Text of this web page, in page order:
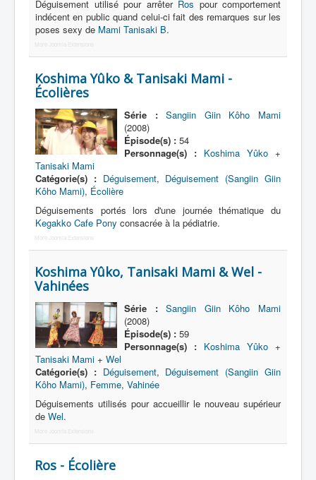
Génériques
Héroïnes
Ros & Wel
Déguisements
Déguisement utilisé pour arrêter Ros pour comportement
indécent en public quand celui-ci fait des remarques sur les
poses sexy de Mami Tanisaki B.
More Joomla Extensions
Koshima Yûko & Tanisaki Mami -
Écolières
Série :
Sangiin Giin Kôho Mami
(2008)
Épisode(s) :54
Personnage(s) : Koshima Yûko +
Tanisaki Mami
Catégorie(s) : Déguisement, Déguisement (Sangiin Giin
Kôho Mami), Écolière
Déguisements portés lors d'une journée thématique du
Kegakko Cafe Pony consacrée à la pédiatrie.
More Joomla Extensions
Koshima Yûko, Tanisaki Mami & Wel -
Vahinées
Série :
Sangiin Giin Kôho Mami
(2008)
Épisode(s) :59
Personnage(s) : Koshima Yûko +
Tanisaki Mami + Wel
Catégorie(s) : Déguisement, Déguisement (Sangiin Giin
Kôho Mami), Femme, Vahinée
Déguisements utilisés pour accueillir le nouveau supérieur
de Wel.
More Joomla Extensions
Ros - Écolière